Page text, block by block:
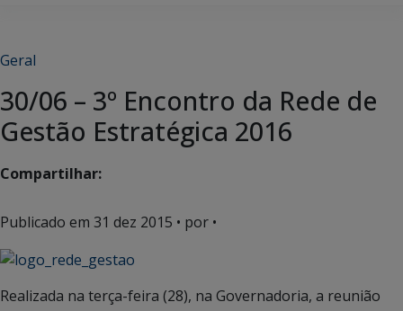
Geral
30/06 – 3º Encontro da Rede de
Gestão Estratégica 2016
Compartilhar:
Publicado em 31 dez 2015 • por •
Realizada na terça-feira (28), na Governadoria, a reunião